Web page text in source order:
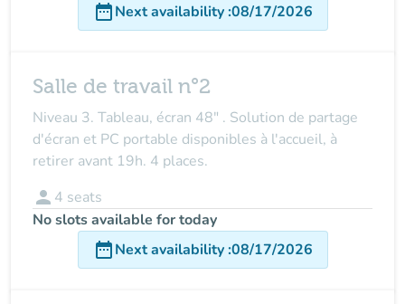
date_rangeNext availability:08/17/2026
Salle de travail n°2
Niveau 3. Tableau, écran 48" . Solution de partage
d'écran et PC portable disponibles à l'accueil, à
retirer avant 19h. 4 places.
person 4 seats
No slots available for today
date_rangeNext availability:08/17/2026